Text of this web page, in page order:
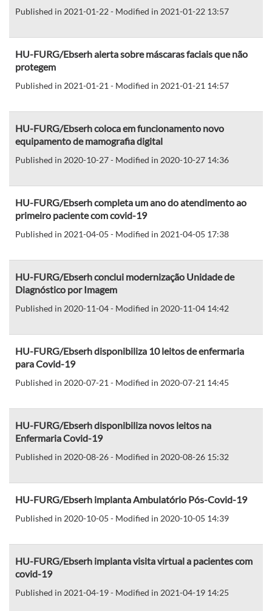
Published in 2021-01-22 - Modified in 2021-01-22 13:57
HU-FURG/Ebserh alerta sobre máscaras faciais que não
protegem
Published in 2021-01-21 - Modified in 2021-01-21 14:57
HU-FURG/Ebserh coloca em funcionamento novo
equipamento de mamografia digital
Published in 2020-10-27 - Modified in 2020-10-27 14:36
HU-FURG/Ebserh completa um ano do atendimento ao
primeiro paciente com covid-19
Published in 2021-04-05 - Modified in 2021-04-05 17:38
HU-FURG/Ebserh conclui modernização Unidade de
Diagnóstico por Imagem
Published in 2020-11-04 - Modified in 2020-11-04 14:42
HU-FURG/Ebserh disponibiliza 10 leitos de enfermaria
para Covid-19
Published in 2020-07-21 - Modified in 2020-07-21 14:45
HU-FURG/Ebserh disponibiliza novos leitos na
Enfermaria Covid-19
Published in 2020-08-26 - Modified in 2020-08-26 15:32
HU-FURG/Ebserh implanta Ambulatório Pós-Covid-19
Published in 2020-10-05 - Modified in 2020-10-05 14:39
HU-FURG/Ebserh implanta visita virtual a pacientes com
covid-19
Published in 2021-04-19 - Modified in 2021-04-19 14:25